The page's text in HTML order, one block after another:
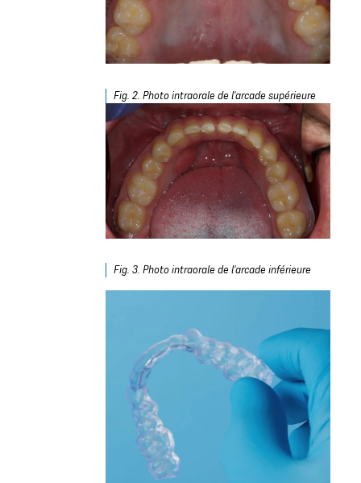
Fig. 2. Photo intraorale de l'arcade supérieure
Fig. 3. Photo intraorale de l'arcade inférieure